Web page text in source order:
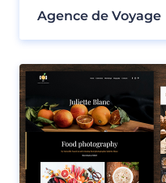
Agence de Voyage